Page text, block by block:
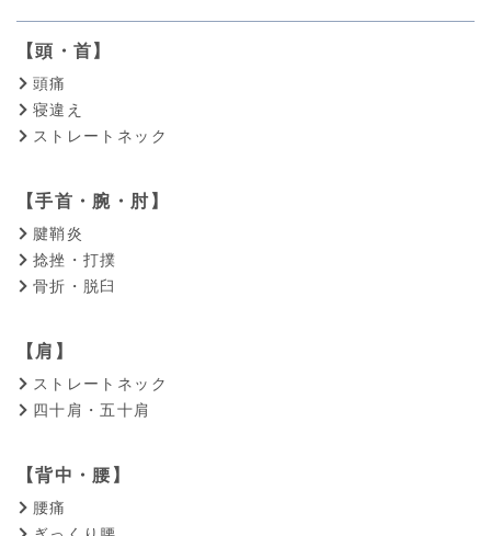
【頭・首】
頭痛
寝違え
ストレートネック
【手首・腕・肘】
腱鞘炎
捻挫・打撲
骨折・脱臼
【肩】
ストレートネック
四十肩・五十肩
【背中・腰】
腰痛